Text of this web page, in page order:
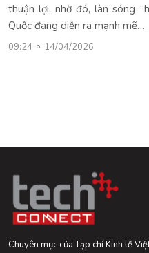
thuận lợi, nhờ đó, làn sóng
Quốc đang diễn ra mạnh mẽ…
09:24 14/04/2026
Chuyên mục của Tạp chí Kinh tế